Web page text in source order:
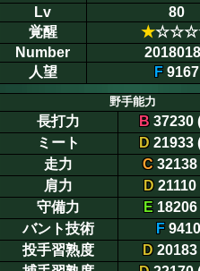
Lv
80
覚醒
★
Number
人望
F 9167
野手能力
長打力 B37230
ミート
D21933
走力
C 32138
肩力
D 21110
守備力
E18206
バント技術
F
投手習熟度
D 20183